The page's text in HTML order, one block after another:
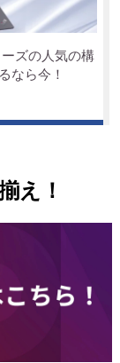
ズの人気の構
なら今！
え！